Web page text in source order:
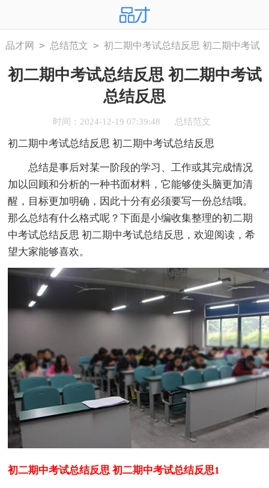
品才网 > 总结范文 > 初二期中考试总结反思 初二期中考试
总结反思
初二期中考试总结反思 初二期中考试
总结反思
时间：2024-12-19 07:39:48 总结范文
初二期中考试总结反思 初二期中考试总结反思
总结是事后对某一阶段的学习、工作或其完成情况
加以回顾和分析的一种书面材料，它能够使头脑更加清
醒，目标更加明确，因此十分有必须要写一份总结哦。
那么总结有什么格式呢？下面是小编收集整理的初二期
中考试总结反思 初二期中考试总结反思，欢迎阅读，希
望大家能够喜欢。
初二期中考试总结反思 初二期中考试总结反思1